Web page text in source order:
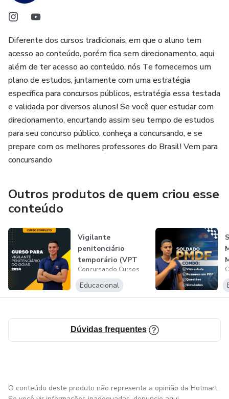
Diferente dos cursos tradicionais, em que o aluno tem
acesso ao conteúdo, porém fica sem direcionamento, aqui
além de ter acesso ao conteúdo, nós Te fornecemos um
plano de estudos, juntamente com uma estratégia
específica para concursos públicos, estratégia essa testada
e validada por diversos alunos! Se você quer estudar com
direcionamento, encurtando assim seu tempo de estudos
para seu concurso público, conheça a concursando, e se
prepare com os melhores professores do Brasil! Vem para
concursando
Outros produtos de quem criou esse
conteúdo
Vigilante
penitenciário
temporário (VPT
2024)
Concursando Cursos
Educacional
Dúvidas frequentes
O conteúdo deste produto não representa a opinião da Hotmart.